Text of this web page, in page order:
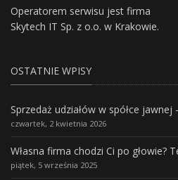
Operatorem serwisu jest firma
Skytech IT Sp. z o.o. w Krakowie.
OSTATNIE WPISY
czwartek, 2 kwietnia 2026
piątek, 5 września 2025